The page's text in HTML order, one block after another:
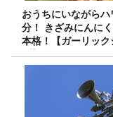
おうちにいながらハ
分！ きざみにんに
本格！【ガーリック
プ】 桃屋のかんた